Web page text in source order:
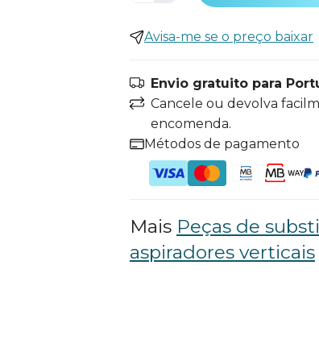
Avisa-me se o preço baixar
Envio gratuito para
Cancele ou devolva
encomenda.
Métodos de pagamento
Mais Peças de
aspiradores verticais